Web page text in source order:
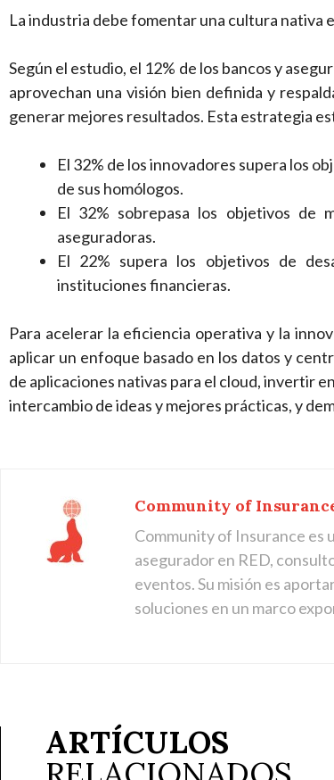
La industria debe fomentar una cultura nativa
Según el estudio, el 12% de los bancos y
aprovechan una visión bien definida y
generar mejores resultados. Esta estrategia
El 32% de los innovadores supera los
de sus homólogos.
El 32% sobrepasa los objetivos de
aseguradoras.
El 22% supera los objetivos de
instituciones financieras.
Para acelerar la eficiencia operativa y la
aplicar un enfoque basado en los datos y
de aplicaciones nativas para el cloud, invertir
intercambio de ideas y mejores prácticas, y
Community of
Community of Insurance es
asegurador en RED,
eventos. Su misión es
soluciones en un marco
ARTÍCULOS